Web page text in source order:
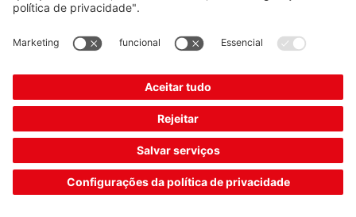
CRT 448.L3/444-M12